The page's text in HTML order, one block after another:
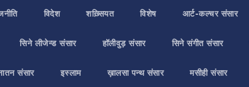
विदेश शख़्सियत विशेष आर्ट-कल्चर संसार
सिने लीजेन्ड संसार हॉलीवुड़ संसार सिने संगीत संसार
संसार इस्लाम ख़ालसा पन्थ संसार मसीही संसार